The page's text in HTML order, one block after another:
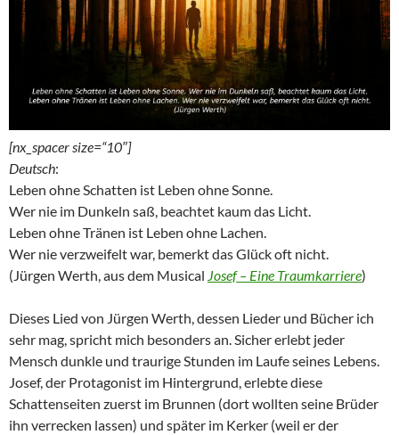
[nx_spacer size=“10″]
Deutsch:
Leben ohne Schatten ist Leben ohne Sonne.
Wer nie im Dunkeln saß, beachtet kaum das Licht.
Leben ohne Tränen ist Leben ohne Lachen.
Wer nie verzweifelt war, bemerkt das Glück oft nicht.
(Jürgen Werth, aus dem Musical Josef – Eine Traumkarriere)
Dieses Lied von Jürgen Werth, dessen Lieder und Bücher ich
sehr mag, spricht mich besonders an. Sicher erlebt jeder
Mensch dunkle und traurige Stunden im Laufe seines Lebens.
Josef, der Protagonist im Hintergrund, erlebte diese
Schattenseiten zuerst im Brunnen (dort wollten seine Brüder
ihn verrecken lassen) und später im Kerker (weil er der